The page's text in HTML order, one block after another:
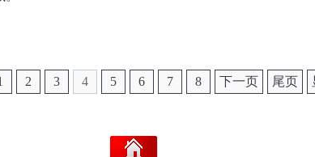
2 3 4 5 6 7 8 下一页 尾页